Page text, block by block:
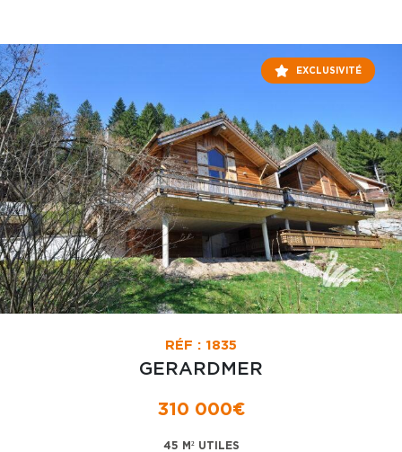
EXCLUSIVITÉ
RÉF : 1835
GERARDMER
310 000€
45 M² UTILES